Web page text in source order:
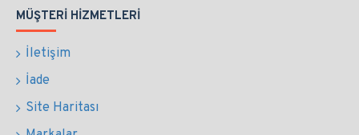
MÜŞTERI HIZMETLERI
İletişim
İade
Site Haritası